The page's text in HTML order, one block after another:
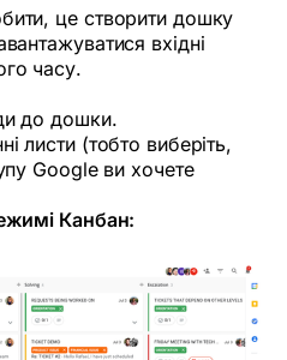
це створити дошку
вхідні
часу.
до дошки.
листи (тобто виберіть,
Google ви хочете
Канбан: